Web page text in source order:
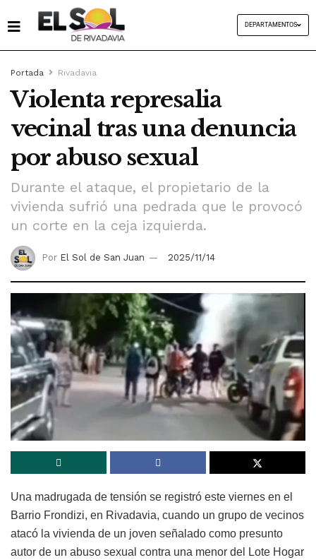
DEPARTAMENTOS
Portada Rivadavia
Violenta represalia
vecinal tras una denuncia
por abuso sexual
Durante el ataque, el propietario de la
vivienda sufrió una pedrada que le provocó
un corte en la ceja izquierda.
Por El Sol de San Juan 2025/11/14
Una madrugada de tensión se registró este viernes en el
Barrio Frondizi, en Rivadavia, cuando un grupo de vecinos
atacó la vivienda de un joven señalado como presunto
autor de un abuso sexual contra una menor del Lote Hogar